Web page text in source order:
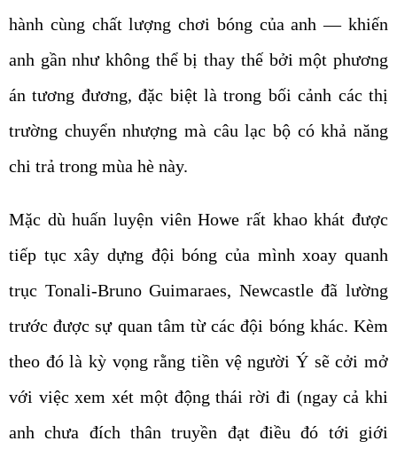
hành cùng chất lượng chơi bóng của anh — khiến
anh gần như không thể bị thay thế bởi một phương
án tương đương, đặc biệt là trong bối cảnh các thị
trường chuyển nhượng mà câu lạc bộ có khả năng
chi trả trong mùa hè này.
Mặc dù huấn luyện viên Howe rất khao khát được
tiếp tục xây dựng đội bóng của mình xoay quanh
trục Tonali-Bruno Guimaraes, Newcastle đã lường
trước được sự quan tâm từ các đội bóng khác. Kèm
theo đó là kỳ vọng rằng tiền vệ người Ý sẽ cởi mở
với việc xem xét một động thái rời đi (ngay cả khi
anh chưa đích thân truyền đạt điều đó tới giới